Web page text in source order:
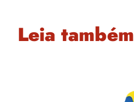
Leia também